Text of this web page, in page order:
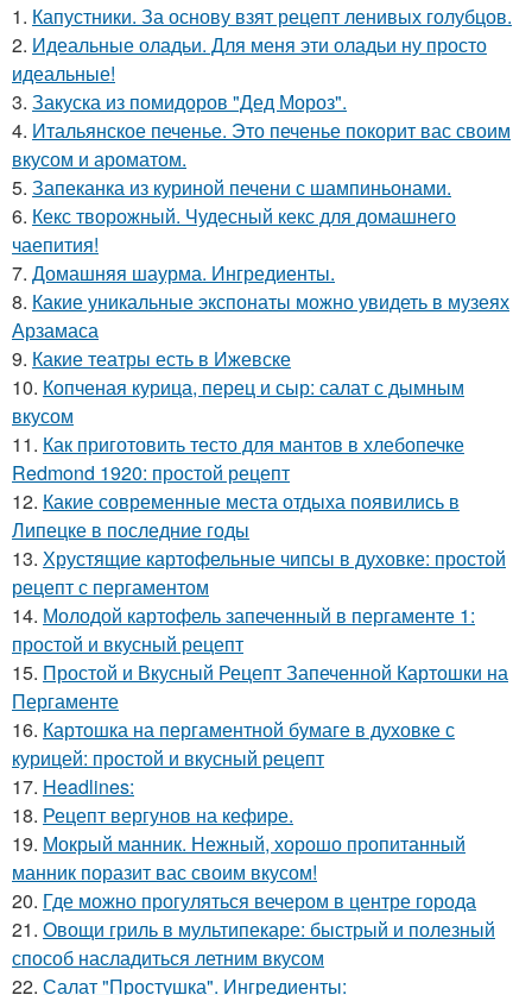
1. Капустники. За основу взят рецепт ленивых голубцов.
2. Идеальные оладьи. Для меня эти оладьи ну просто
идеальные!
3. Закуска из помидоров "Дед Мороз".
4. Итальянское печенье. Это печенье покорит вас своим
вкусом и ароматом.
5. Запеканка из куриной печени с шампиньонами.
6. Кекс творожный. Чудесный кекс для домашнего
чаепития!
7. Домашняя шаурма. Ингредиенты.
8. Какие уникальные экспонаты можно увидеть в музеях
Арзамаса
9. Какие театры есть в Ижевске
10. Копченая курица, перец и сыр: салат с дымным
вкусом
11. Как приготовить тесто для мантов в хлебопечке
Redmond 1920: простой рецепт
12. Какие современные места отдыха появились в
Липецке в последние годы
13. Хрустящие картофельные чипсы в духовке: простой
рецепт с пергаментом
14. Молодой картофель запеченный в пергаменте 1:
простой и вкусный рецепт
15. Простой и Вкусный Рецепт Запеченной Картошки на
Пергаменте
16. Картошка на пергаментной бумаге в духовке с
курицей: простой и вкусный рецепт
17. Headlines:
18. Рецепт вергунов на кефире.
19. Мокрый манник. Нежный, хорошо пропитанный
манник поразит вас своим вкусом!
20. Где можно прогуляться вечером в центре города
21. Овощи гриль в мультипекаре: быстрый и полезный
способ насладиться летним вкусом
22. Салат "Простушка". Ингредиенты: